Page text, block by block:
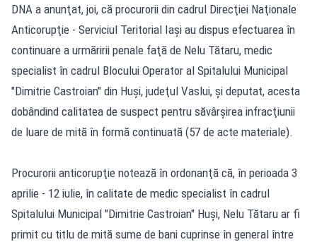
DNA a anunţat, joi, că procurorii din cadrul Direcţiei Naţionale
Anticorupţie - Serviciul Teritorial Iaşi au dispus efectuarea în
continuare a urmăririi penale faţă de Nelu Tătaru, medic
specialist în cadrul Blocului Operator al Spitalului Municipal
"Dimitrie Castroian" din Huşi, judeţul Vaslui, şi deputat, acesta
dobândind calitatea de suspect pentru săvârşirea infracţiunii
de luare de mită în formă continuată (57 de acte materiale).
Procurorii anticorupţie notează în ordonanţă că, în perioada 3
aprilie - 12 iulie, în calitate de medic specialist în cadrul
Spitalului Municipal "Dimitrie Castroian" Huşi, Nelu Tătaru ar fi
primit cu titlu de mită sume de bani cuprinse în general între